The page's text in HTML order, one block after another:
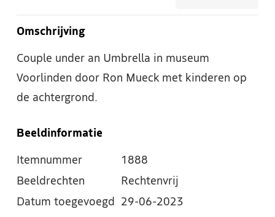
Omschrijving
Couple under an Umbrella in museum
Voorlinden door Ron Mueck met kinderen op
de achtergrond.
Beeldinformatie
Itemnummer
1888
Beeldrechten
Rechtenvrij
Datum toegevoegd
29-06-2023